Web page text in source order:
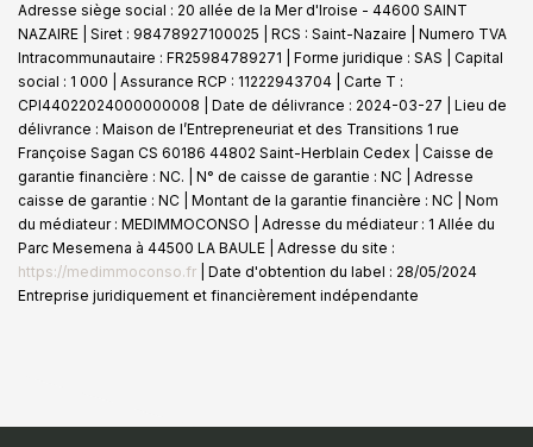
Adresse siège social : 20 allée de la Mer d'Iroise - 44600 SAINT
NAZAIRE | Siret : 98478927100025 | RCS : Saint-Nazaire | Numero TVA
Intracommunautaire : FR25984789271 | Forme juridique : SAS | Capital
social : 1 000 | Assurance RCP : 11222943704 | Carte T :
CPI44022024000000008 | Date de délivrance : 2024-03-27 | Lieu de
délivrance : Maison de l’Entrepreneuriat et des Transitions 1 rue
Françoise Sagan CS 60186 44802 Saint-Herblain Cedex | Caisse de
garantie financière : NC. | N° de caisse de garantie : NC | Adresse
caisse de garantie : NC | Montant de la garantie financière : NC | Nom
du médiateur : MEDIMMOCONSO | Adresse du médiateur : 1 Allée du
Parc Mesemena à 44500 LA BAULE | Adresse du site :
https://medimmoconso.fr | Date d'obtention du label : 28/05/2024
Entreprise juridiquement et financièrement indépendante